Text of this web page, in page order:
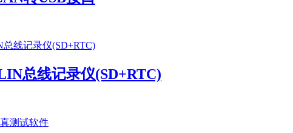
总线记录仪(SD+RTC)